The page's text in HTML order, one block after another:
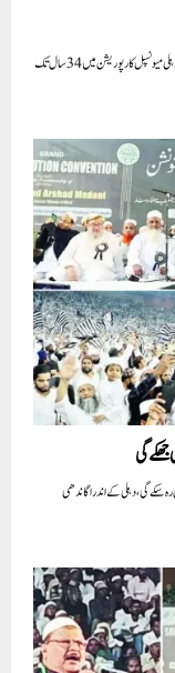
الوداعیہ تقریب کا اہتمام ، افسران نے انہیں مبارکباد دی نئی دہلی: سید ذاکر حسین آج دہلی میونسپل کارپوریشن میں 34 سال تک
گی
رہ سکے گی، دہلی کے اندراگاندھی